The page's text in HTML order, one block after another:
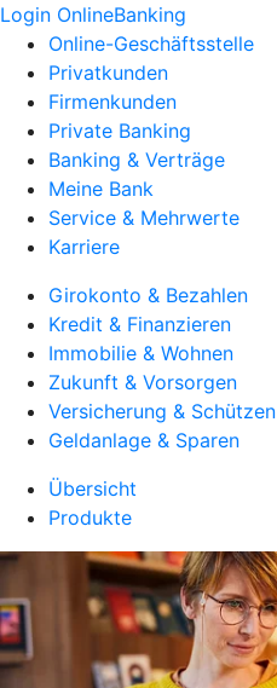
Login OnlineBanking
Online-Geschäftsstelle
Privatkunden
Firmenkunden
Private Banking
Banking & Verträge
Meine Bank
Service & Mehrwerte
Karriere
Girokonto & Bezahlen
Kredit & Finanzieren
Immobilie & Wohnen
Zukunft & Vorsorgen
Versicherung & Schützen
Geldanlage & Sparen
Übersicht
Produkte